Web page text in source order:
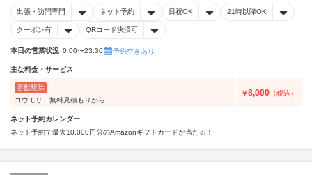
出張・訪問専門 ネット予約 日祝OK 21時以降OK
クーポン有 QRコード決済可
本日の営業状況 0:00〜23:30 予約空きあり
主な料金・サービス
害獣駆除
コウモリ 無料見積もりから
￥8,000 （税込）
ネット予約カレンダー
ネット予約で最大10,000円分のAmazonギフトカードが当たる！